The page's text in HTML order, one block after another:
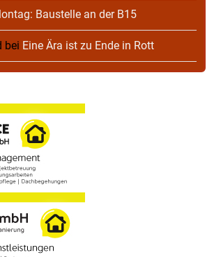
Baustelle an der B15
bei Eine Ära ist zu Ende in Rott